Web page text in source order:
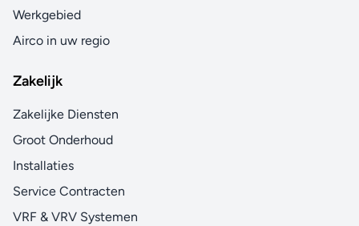
Werkgebied
Airco in uw regio
Zakelijk
Zakelijke Diensten
Groot Onderhoud
Installaties
Service Contracten
VRF & VRV Systemen